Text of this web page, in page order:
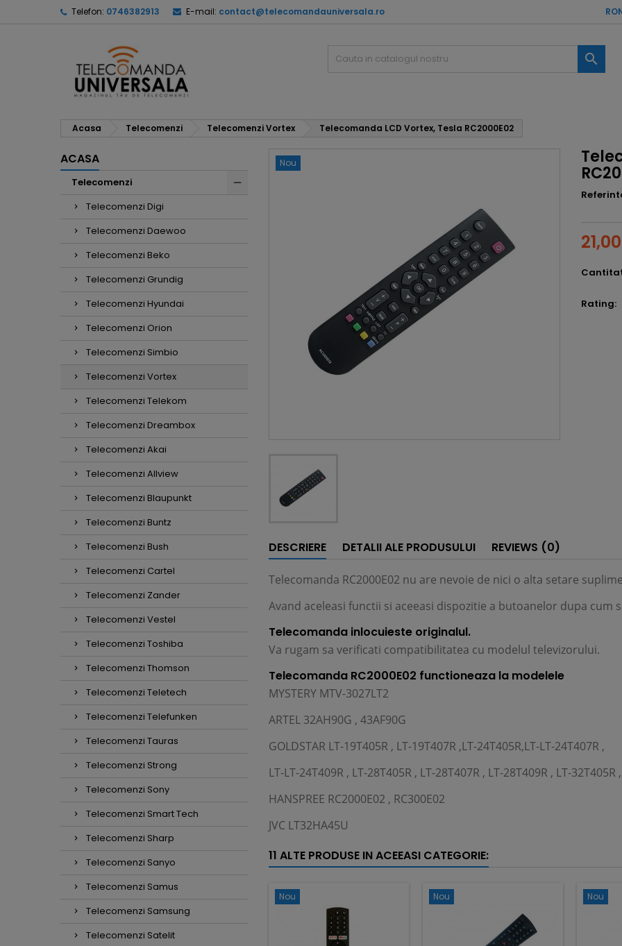
Telefon: 0746382913 E-mail: contact@telecomandauniversala.ro

Acasa Telecomenzi Telecomenzi Vortex Telecomanda LCD Vortex, Tesla RC2000E02
ACASA
Telecomenzi
Telecomenzi Digi
Telecomenzi Daewoo
Telecomenzi Beko
Telecomenzi Grundig
Telecomenzi Hyundai
Telecomenzi Orion
Telecomenzi Simbio
Telecomenzi Vortex
Telecomenzi Telekom
Telecomenzi Dreambox
Telecomenzi Akai
Telecomenzi Allview
Telecomenzi Blaupunkt
Telecomenzi Buntz
Telecomenzi Bush
Telecomenzi Cartel
Telecomenzi Zander
Telecomenzi Vestel
Telecomenzi Toshiba
Telecomenzi Thomson
Telecomenzi Teletech
Telecomenzi Telefunken
Telecomenzi Tauras
Telecomenzi Strong
Telecomenzi Sony
Telecomenzi Smart Tech
Telecomenzi Sharp
Telecomenzi Sanyo
Telecomenzi Samus
Telecomenzi Samsung
Telecomenzi Satelit
Nou
Rating:
DESCRIERE DETALII ALE PRODUSULUI REVIEWS (0)
Telecomanda RC2000E02 nu are nevoie de nici o alta setare
Avand aceleasi functii si aceeasi dispozitie a butoanelor dupa cum
Telecomanda inlocuieste originalul.
Va rugam sa verificati compatibilitatea cu modelul televizorului.
Telecomanda RC2000E02 functioneaza la modelele
MYSTERY MTV-3027LT2
ARTEL 32AH90G , 43AF90G
GOLDSTAR LT-19T405R , LT-19T407R ,LT-24T405R,LT-LT-24T407R ,
LT-LT-24T409R , LT-28T405R , LT-28T407R , LT-28T409R , LT-32T405R ,
HANSPREE RC2000E02 , RC300E02
JVC LT32HA45U
11 ALTE PRODUSE IN ACEEASI CATEGORIE:
Nou Nou Nou